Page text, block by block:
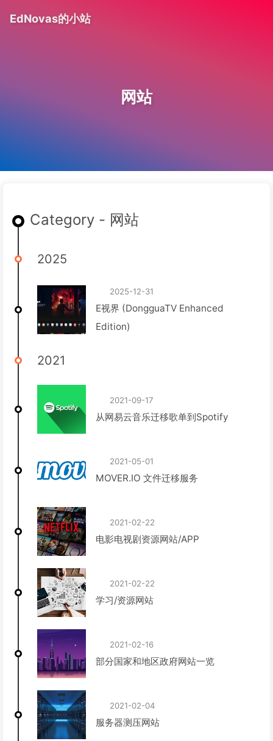
EdNovas的小站
网站
Category - 网站
2025
2025-12-31
E视界 (DongguaTV Enhanced
Edition)
2021
2021-09-17
从网易云音乐迁移歌单到Spotify
2021-05-01
MOVER.IO 文件迁移服务
2021-02-22
电影电视剧资源网站/APP
2021-02-22
学习/资源网站
2021-02-16
部分国家和地区政府网站一览
2021-02-04
服务器测压网站